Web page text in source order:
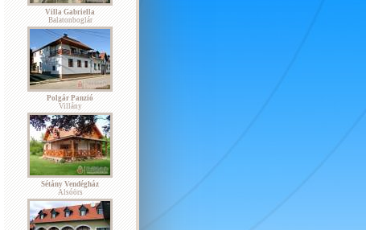
Villa Gabriella
Balatonboglár
Polgár Panzió
Villány
Sétány Vendégház
Alsóörs